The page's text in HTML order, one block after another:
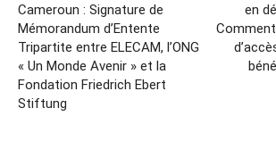
Cameroun : Signature de
Mémorandum d’Entente
Tripartite entre ELECAM, l’ONG
« Un Monde Avenir » et la
Fondation Friedrich Ebert
Stiftung
en